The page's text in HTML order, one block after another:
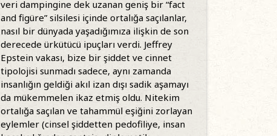
veri dampingine dek uzanan geniş bir “fact
and figüre” silsilesi içinde ortalığa saçılanlar,
nasıl bir dünyada yaşadığımıza ilişkin de son
derecede ürkütücü ipuçları verdi. Jeffrey
Epstein vakası, bize bir şiddet ve cinnet
tipolojisi sunmadı sadece, aynı zamanda
insanlığın geldiği akıl izan dışı sadik aşamayı
da mükemmelen ikaz etmiş oldu. Nitekim
ortalığa saçılan ve tahammül eşiğini zorlayan
eylemler (cinsel şiddetten pedofiliye, insan